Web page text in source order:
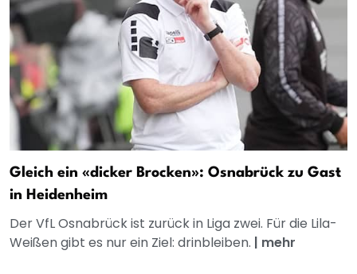
Gleich ein «dicker Brocken»: Osnabrück zu Gast
in Heidenheim
Der VfL Osnabrück ist zurück in Liga zwei. Für die Lila-
Weißen gibt es nur ein Ziel: drinbleiben. | mehr